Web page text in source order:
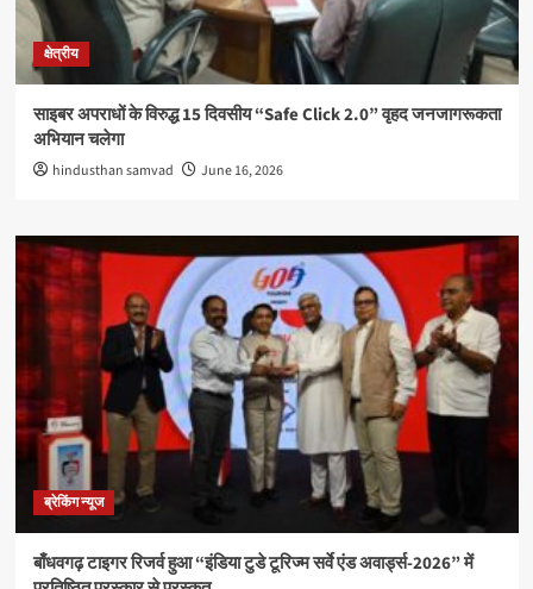
क्षेत्रीय
साइबर अपराधों के विरुद्ध 15 दिवसीय “Safe Click 2.0” वृहद जनजागरूकता
अभियान चलेगा
hindusthan samvad June 16, 2026
ब्रेकिंग न्यूज
बाँधवगढ़ टाइगर रिजर्व हुआ “इंडिया टुडे टूरिज्म सर्वे एंड अवार्ड्स-2026” में